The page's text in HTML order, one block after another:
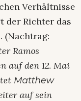
Verhältnisse
der Richter das
(Nachtrag:
Ramos
auf den 12. Mai
Matthew
auf sein